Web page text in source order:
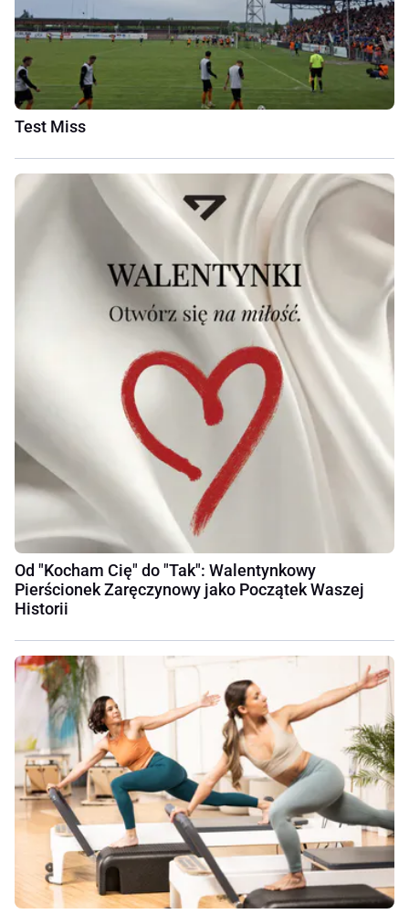
Test Miss
Od "Kocham Cię" do "Tak": Walentynkowy
Pierścionek Zaręczynowy jako Początek Waszej
Historii